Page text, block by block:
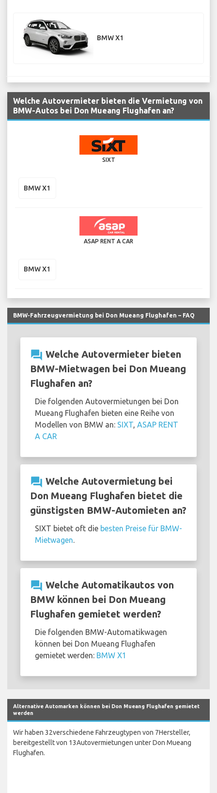
BMW X1
Welche Autovermieter bieten die Vermietung von
BMW-Autos bei Don Mueang Flughafen an?
SIXT
BMW X1
ASAP RENT A CAR
BMW X1
BMW-Fahrzeugvermietung bei Don Mueang Flughafen – FAQ
question_answer Welche Autovermieter bieten
BMW-Mietwagen bei Don Mueang
Flughafen an?
Die folgenden Autovermietungen bei Don
Mueang Flughafen bieten eine Reihe von
Modellen von BMW an: SIXT, ASAP RENT
A CAR
question_answer Welche Autovermietung bei
Don Mueang Flughafen bietet die
günstigsten BMW-Automieten an?
SIXT bietet oft die besten Preise für BMW-
Mietwagen.
question_answer Welche Automatikautos von
BMW können bei Don Mueang
Flughafen gemietet werden?
Die folgenden BMW-Automatikwagen
können bei Don Mueang Flughafen
gemietet werden: BMW X1
Alternative Automarken können bei Don Mueang Flughafen gemietet
werden
Wir haben 32verschiedene Fahrzeugtypen von 7Hersteller,
bereitgestellt von 13Autovermietungen unter Don Mueang
Flughafen.